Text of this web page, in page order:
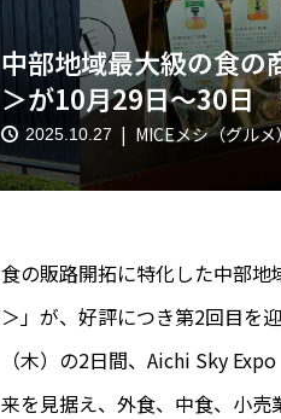
中部地域最大級の食の
＞が10月29日～30日
2025.10.27 MICEメシ（グル
食の販路開拓に特化した中部地
＞」が、好評につき第2回目を
（木）の2日間、Aichi Sky
来を見据え、外食、中食、小